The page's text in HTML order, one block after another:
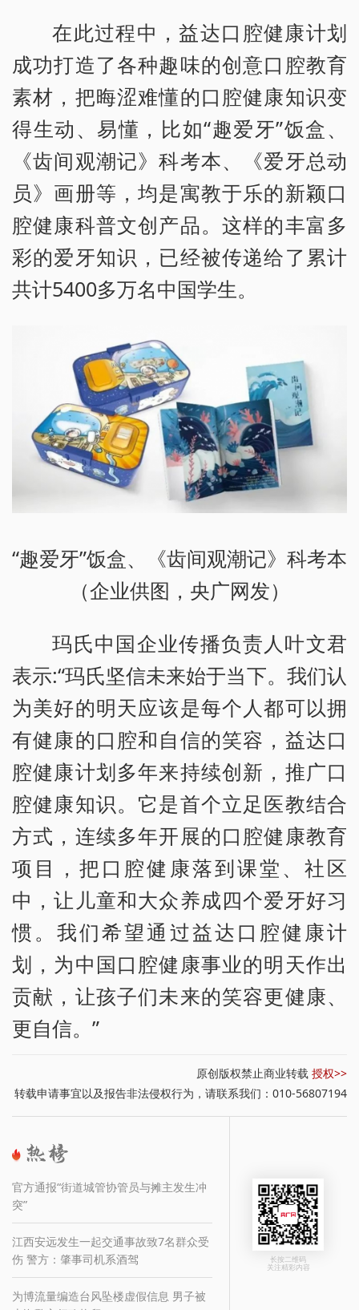
在此过程中，益达口腔健康计划
成功打造了各种趣味的创意口腔教育
素材，把晦涩难懂的口腔健康知识变
得生动、易懂，比如“趣爱牙”饭盒、
《齿间观潮记》科考本、《爱牙总动
员》画册等，均是寓教于乐的新颖口
腔健康科普文创产品。这样的丰富多
彩的爱牙知识，已经被传递给了累计
共计5400多万名中国学生。
“趣爱牙”饭盒、《齿间观潮记》科考本
（企业供图，央广网发）
玛氏中国企业传播负责人叶文君
表示:“玛氏坚信未来始于当下。我们认
为美好的明天应该是每个人都可以拥
有健康的口腔和自信的笑容，益达口
腔健康计划多年来持续创新，推广口
腔健康知识。它是首个立足医教结合
方式，连续多年开展的口腔健康教育
项目，把口腔健康落到课堂、社区
中，让儿童和大众养成四个爱牙好习
惯。我们希望通过益达口腔健康计
划，为中国口腔健康事业的明天作出
贡献，让孩子们未来的笑容更健康、
更自信。”
原创版权禁止商业转载 授权>>
转载申请事宜以及报告非法侵权行为，请联系我们：010-56807194
官方通报“街道城管协管员与摊主发生冲
突”
江西安远发生一起交通事故致7名群众受
伤 警方：肇事司机系酒驾
为博流量编造台风坠楼虚假信息 男子被
长按二维码
关注精彩内容